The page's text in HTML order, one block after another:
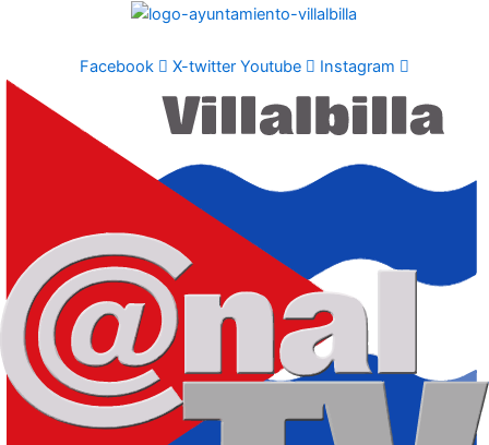
Facebook X-twitter Youtube Instagram